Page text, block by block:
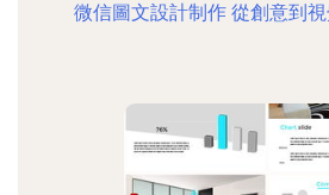
微信圖文設計制作 從創意到